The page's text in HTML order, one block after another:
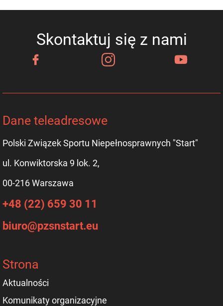
Skontaktuj się z nami
Dane teleadresowe
Polski Związek Sportu Niepełnosprawnych "Start"
ul. Konwiktorska 9 lok. 2,
00-216 Warszawa
+48 (22) 659 30 11
biuro@pzsnstart.eu
Strona
Aktualności
Komunikaty organizacyjne